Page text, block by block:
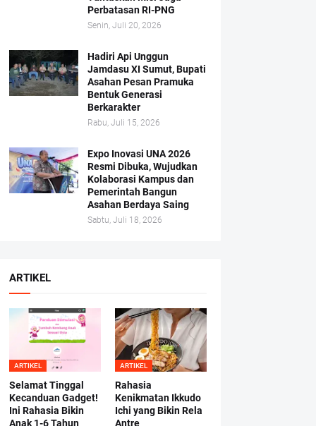
Perbatasan RI-PNG
Senin, Juli 20, 2026
Hadiri Api Unggun
Jamdasu XI Sumut, Bupati
Asahan Pesan Pramuka
Bentuk Generasi
Berkarakter
Rabu, Juli 15, 2026
Expo Inovasi UNA 2026
Resmi Dibuka, Wujudkan
Kolaborasi Kampus dan
Pemerintah Bangun
Asahan Berdaya Saing
Sabtu, Juli 18, 2026
ARTIKEL
ARTIKEL
Selamat Tinggal
Kecanduan Gadget!
Ini Rahasia Bikin
Anak 1-6 Tahun
ARTIKEL
Rahasia
Kenikmatan Ikkudo
Ichi yang Bikin Rela
Antre